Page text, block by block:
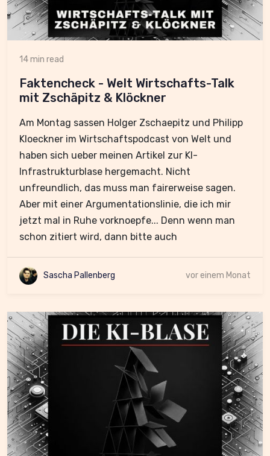
14 min read
Faktencheck - Welt Wirtschafts-Talk
mit Zschäpitz & Klöckner
Am Montag sassen Holger Zschaepitz und Philipp
Kloeckner im Wirtschaftspodcast von Welt und
haben sich ueber meinen Artikel zur KI-
Infrastrukturblase hergemacht. Nicht
unfreundlich, das muss man fairerweise sagen.
Aber mit einer Argumentationslinie, die ich mir
jetzt mal in Ruhe vorknoepfe... Denn wenn man
schon zitiert wird, dann bitte auch
Sascha Pallenberg vor einem Monat